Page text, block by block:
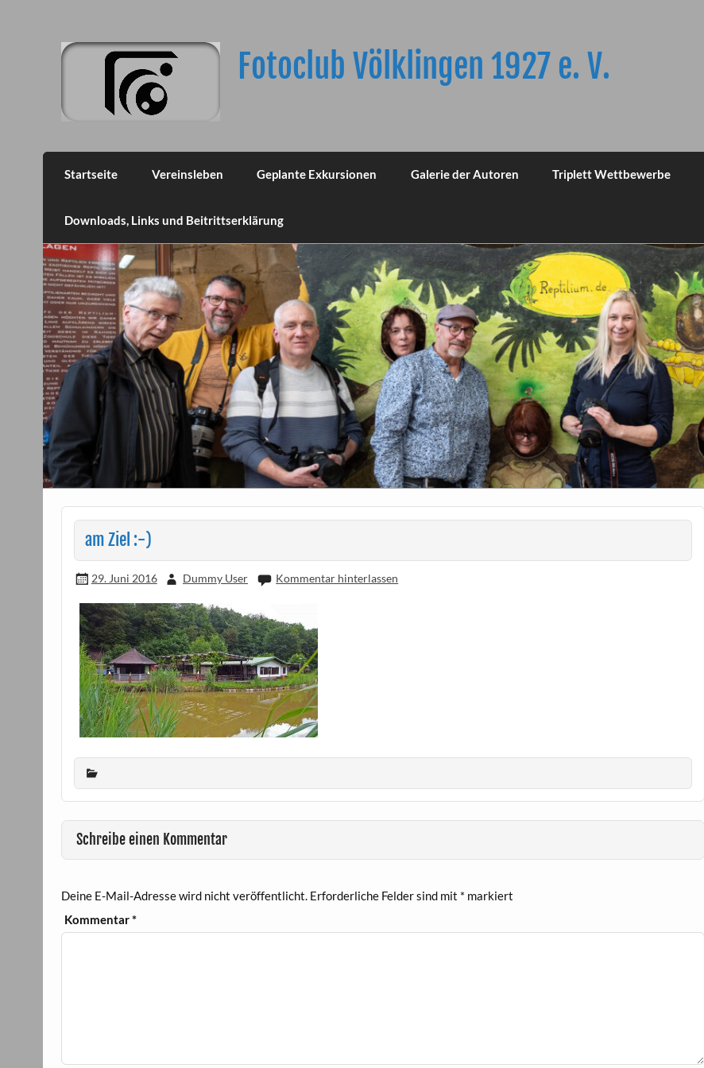
Fotoclub Völklingen 1927 e. V.
Startseite Vereinsleben Geplante Exkursionen Galerie der Autoren Triplett Wettbewerbe
Downloads, Links und Beitrittserklärung
am Ziel :-)
29. Juni 2016 Dummy User Kommentar hinterlassen
Schreibe einen Kommentar
Deine E-Mail-Adresse wird nicht veröffentlicht. Erforderliche Felder sind mit * markiert
Kommentar*